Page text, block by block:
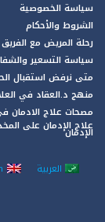
سياسة الخصوصية
الشروط والأحكام
رحلة المريض مع
سياسة التسعير
متى نرفض استقبال
منهج د.العقاد في
مصحات علاج الادمان
علاج الإدمان على
الإدمان
العربية